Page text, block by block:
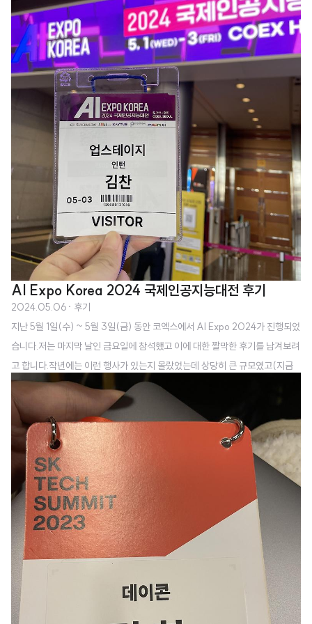
AI Expo Korea 2024 국제인공지능대전 후기
2024.05.06 · 후기
지난 5월 1일(수) ~ 5월 3일(금) 동안 코엑스에서 AI Expo 2024가 진행되었
습니다.저는 마지막 날인 금요일에 참석했고 이에 대한 짤막한 후기를 남겨보려
고 합니다.작년에는 이런 행사가 있는지 몰랐었는데 상당히 큰 규모였고(지금
까지 다녀봤던 행사들 중 기업 부스가 가장 많았던 것 같네요 😲), 느낌이 조금
달랐습니다..! 디테일한 내용들은 후술 하고.. 결론적으로 느낀 것은..1. 모델을
직접 학습하고 활용하는 사례가 굉장히 많이 줄어들었다. (API 기반의 솔루션,
프로덕트가 대부분)2. MLOps, LLMOps 관련 솔루션들이 오히려 탄탄한 기
술력을 갖고 있다고 느껴졌고 시장성도 좋다는 생각이 들었다.3. 같은 맥락에서
computing resource 관련 사업도 유망하다는 생각이 들었..